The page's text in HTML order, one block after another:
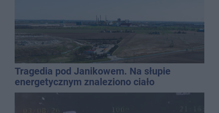
Tragedia pod Janikowem. Na słupie
energetycznym znaleziono ciało
mężczyzny